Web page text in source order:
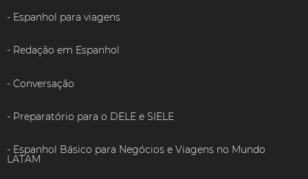
Espanhol para viagens
Redação em Espanhol
Conversação
Preparatório para o DELE e SIELE
Espanhol Básico para Negócios e Viagens no Mundo
LATAM